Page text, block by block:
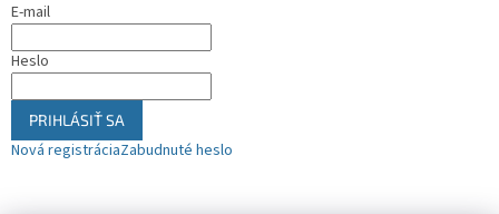
E-mail
Heslo
PRIHLÁSIŤ SA
Nová registráciaZabudnuté heslo